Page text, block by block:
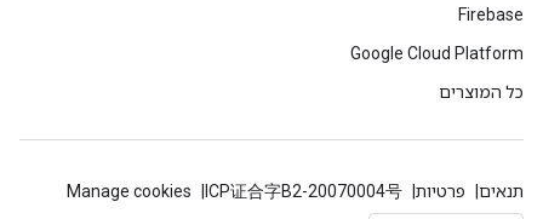
Firebase
Google Cloud Platform
כל המוצרים
תנאים פרטיות ICP证合字B2-20070004号
Manage cookies